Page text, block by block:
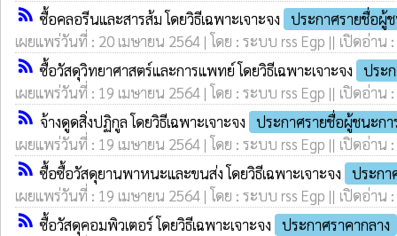
rss_feed ซื้อคลอรีนและสารส้ม โดยวิธีเฉพาะเจาะจง
ประกาศรายชื่อผู้
เผยแพร่วันที่ : 20 เมษายน 2564 | โดย : ระบบ rss Egp || เปิดอ่าน
rss_feed ซื้อวัสดุวิทยาศาสตร์และการแพทย์ โดยวิธีเฉพาะเจาะจง
ประ
เผยแพร่วันที่ : 19 เมษายน 2564 | โดย : ระบบ rss Egp || เปิดอ่าน
rss_feed จ้างดูดสิ่งปฏิกูล โดยวิธีเฉพาะเจาะจง
ประกาศรายชื่อผู้ชนะกา
เผยแพร่วันที่ : 19 เมษายน 2564 | โดย : ระบบ rss Egp || เปิดอ่าน
rss_feed ซื้อซื้อวัสดุยานพาหนะและขนส่ง โดยวิธีเฉพาะเจาะจง
ประกา
เผยแพร่วันที่ : 19 เมษายน 2564 | โดย : ระบบ rss Egp || เปิดอ่าน
rss_feed ซื้อวัสดุคอมพิวเตอร์ โดยวิธีเฉพาะเจาะจง
ประกาศราคากลาง